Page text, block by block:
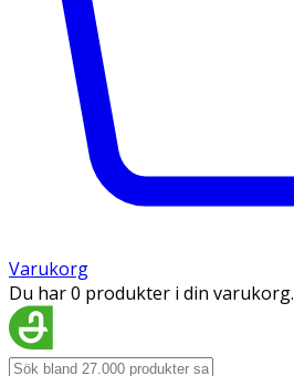
Varukorg
Du har 0 produkter i din varukorg.